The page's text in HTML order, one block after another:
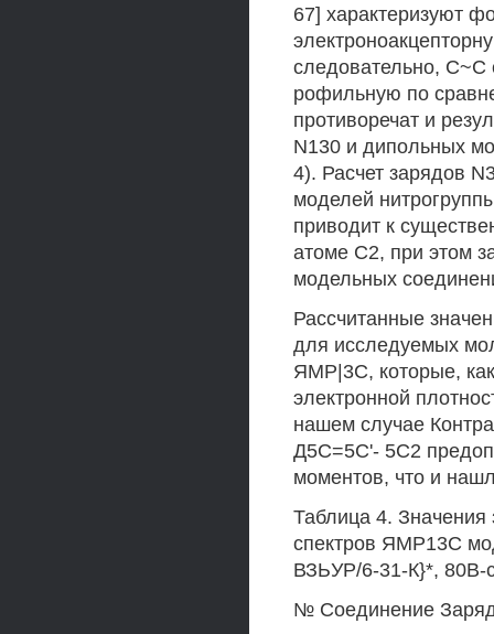
67] характеризуют
следовательно, С~С
рофильную по
противоречат и
N130 и дипольных
4). Расчет зарядов
моделей
приводит к
атоме С2, при этом
модельных
Рассчитанные
для исследуемых
ЯМР|3С, которые, как
электронной
нашем случае
Д5С=5С'- 5С2
моментов, что и
Таблица 4.
спектров ЯМР13С
ВЗЬУР/6-31-К}*, 80В-
№ Соединение